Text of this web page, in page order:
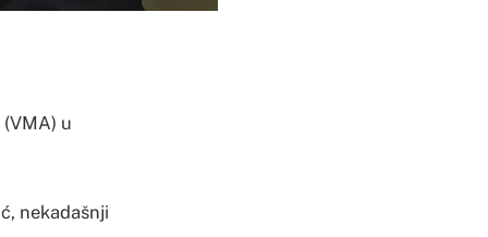
u
nekadašnji